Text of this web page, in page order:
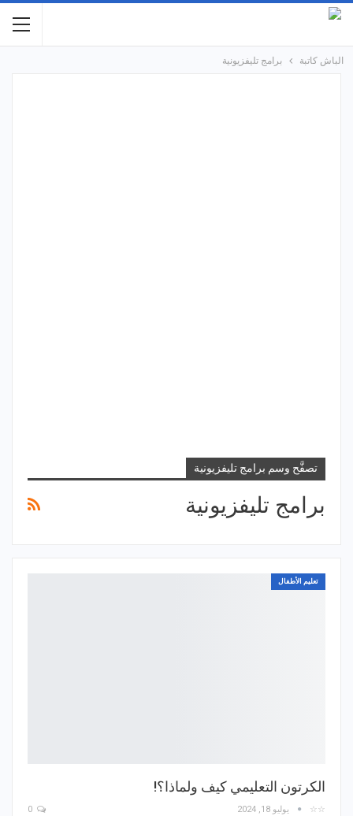
الباش كاتبة برامج تليفزيونية
تصفَّح وسم برامج تليفزيونية
برامج تليفزيونية
تعليم الأطفال
الكرتون التعليمي كيف ولماذا؟!
☆☆ يوليو 18, 2024